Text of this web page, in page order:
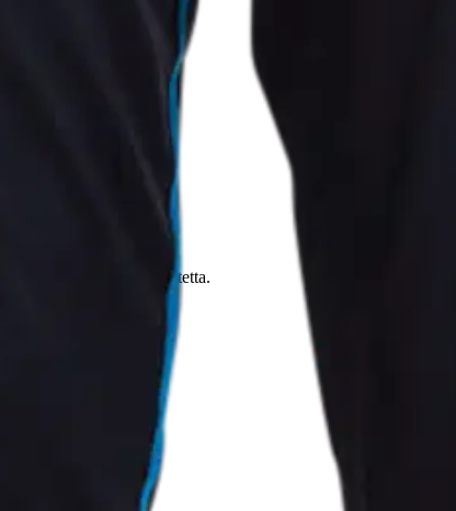
parantaa, anna palautetta.